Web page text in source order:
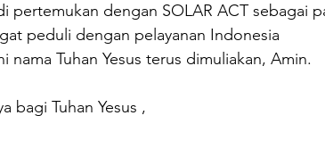
pertemukan dengan SOLAR ACT sebagai
peduli dengan pelayanan Indonesia
nama Tuhan Yesus terus dimuliakan, Amin.
bagi Tuhan Yesus ,